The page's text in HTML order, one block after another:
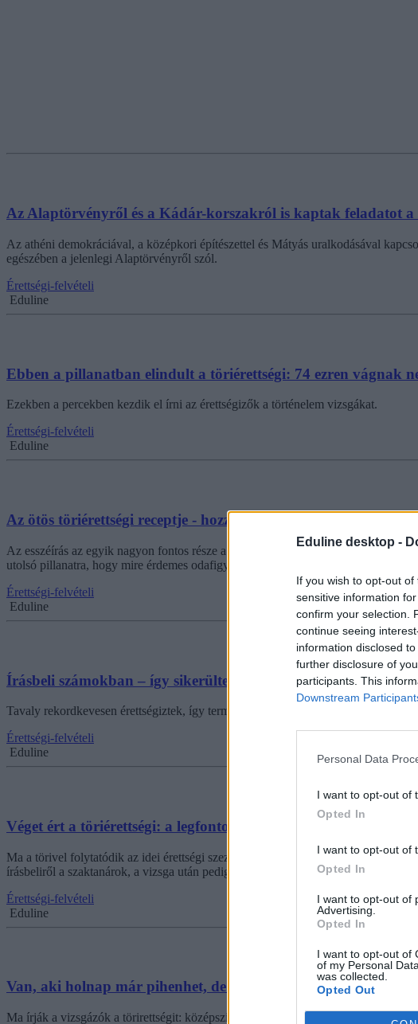
Eduline desktop -
If you wish to opt-out
sensitive information
confirm your selection.
continue seeing
information disclosed
further disclosure of
participants. This
Downstream
Personal Data
I want to opt-out of
Opted In
I want to opt-out of
Opted In
I want to opt-out of
Advertising.
Opted In
I want to opt-out of
of my Personal
was collected.
Opted Out
Az Alaptörvényről és a Kádár-korszakról is kaptak feladatot
Az athéni demokráciával, a középkori építészettel és Mátyás uralkodásával
egészében a jelenlegi Alaptörvényről szól.
Érettségi-felvételi
Eduline
Ebben a pillanatban elindult a töriérettségi: 74 ezren vágnak
Ezekben a percekben kezdik el írni az érettségizők a történelem vizsgákat.
Érettségi-felvételi
Eduline
Az ötös töriérettségi receptje - hozzávalók egy maxpontos
Az esszéírás az egyik nagyon fontos része a történelemérettséginek, hiszen a
utolsó pillanatra, hogy mire érdemes odafigyelni.
Érettségi-felvételi
Eduline
Írásbeli számokban – így sikerültek tavaly a vizsgák töriből
Tavaly rekordkevesen érettségiztek, így természetesen a három kötelező tantárgy
Érettségi-felvételi
Eduline
Véget ért a töriérettségi: a legfontosabb infók, a feladatok és a
Ma a törivel folytatódik az idei érettségi szezon. Itt megtaláltok minden fontos
írásbeliről a szaktanárok, a vizsga után pedig jövünk a nem hivatalos
Érettségi-felvételi
Eduline
Van, aki holnap már pihenhet, de ma még 80 ezren
Ma írják a vizsgázók a törirettségit: középszinten három, emelt szinten négy